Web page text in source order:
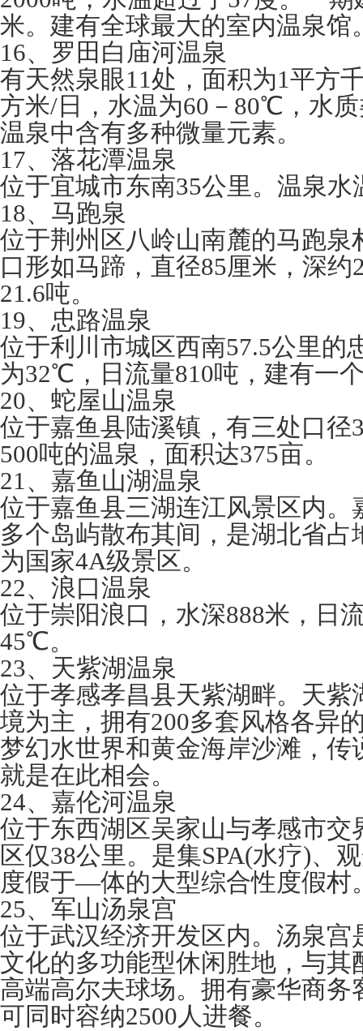
米。建有全球最大的室内温泉馆
16、罗田白庙河温泉
有天然泉眼11处，面积为1平方
方米/日，水温为60－80℃，水
温泉中含有多种微量元素。
17、落花潭温泉
位于宜城市东南35公里。温泉
18、马跑泉
位于荆州区八岭山南麓的马跑泉
口形如马蹄，直径85厘米，深约
21.6吨。
19、忠路温泉
位于利川市城区西南57.5公里的
为32℃，日流量810吨，建有一
20、蛇屋山温泉
位于嘉鱼县陆溪镇，有三处口径
500吨的温泉，面积达375亩。
21、嘉鱼山湖温泉
位于嘉鱼县三湖连江风景区内。
多个岛屿散布其间，是湖北省占
为国家4A级景区。
22、浪口温泉
位于崇阳浪口，水深888米，日
45℃。
23、天紫湖温泉
位于孝感孝昌县天紫湖畔。天紫
境为主，拥有200多套风格各异
梦幻水世界和黄金海岸沙滩，传
就是在此相会。
24、嘉伦河温泉
位于东西湖区吴家山与孝感市交
区仅38公里。是集SPA(水疗)、
度假于—体的大型综合性度假村
25、军山汤泉宫
位于武汉经济开发区内。汤泉
文化的多功能型休闲胜地，与其
高端高尔夫球场。拥有豪华商务
可同时容纳2500人进餐。